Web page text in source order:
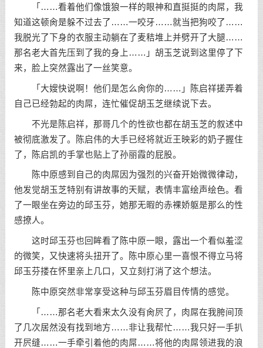
「……看着他们像饿狼一样的眼神和直挺挺的肉屌，我
知道这顿肏是躲不过去了……一咬牙……就当把狗咬了……
我脱光了下身的衣服主动躺在了麦秸堆上并劈开了大腿……
那名老大首先压到了我的身上……」胡玉芝说到这里停了下
来，脸上突然露出了一丝笑意。
「大嫂快说啊！他们是怎么肏你的……」陈启祥搓弄着
自己已经勃起的肉屌，连忙催促胡玉芝继续说下去。
不光是陈启祥，那哥几个的性欲也都在胡玉芝的叙述中
被彻底激发了。陈启伟的大手已经将就近王映彩的奶子握住
了，陈启凯的手掌也贴上了孙丽霞的屁股。
陈中原感到自己的肉屌因为强烈的兴奋开始微微律动，
他发觉胡玉芝特别有讲故事的天赋，表情丰富绘声绘色。看
了一眼坐在旁边的邱玉芬，她那无暇的赤裸娇躯是那么的性
感撩人。
这时邱玉芬也回眸看了陈中原一眼，露出一个看似羞涩
的微笑，又快速将头扭开了。陈中原心里一喜恨不得立马将
邱玉芬搂在怀里亲上几口，又立刻打消了这个想法。
陈中原突然非常享受这种与邱玉芬眉目传情的感觉。
「……那名老大看来太久没有肏屄了，肉屌在我胯间顶
了几次居然没有找到地方……非让我帮忙……我只好一手扒
开屄缝……一手牵引着他的肉屌……将他的肉屌领进我的浪